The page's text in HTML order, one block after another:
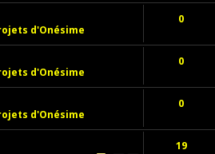
d'Onésime
0
d'Onésime
0
d'Onésime
0
19